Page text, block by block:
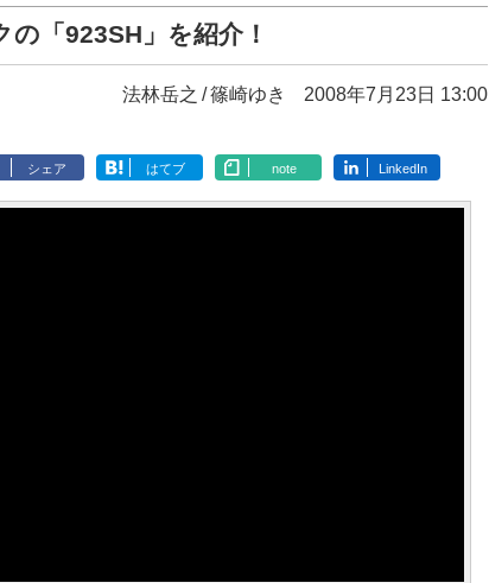
「923SH」を紹介！
法林岳之 篠崎ゆき 2008年7月23日 13:00
シェア はてブ note LinkedIn